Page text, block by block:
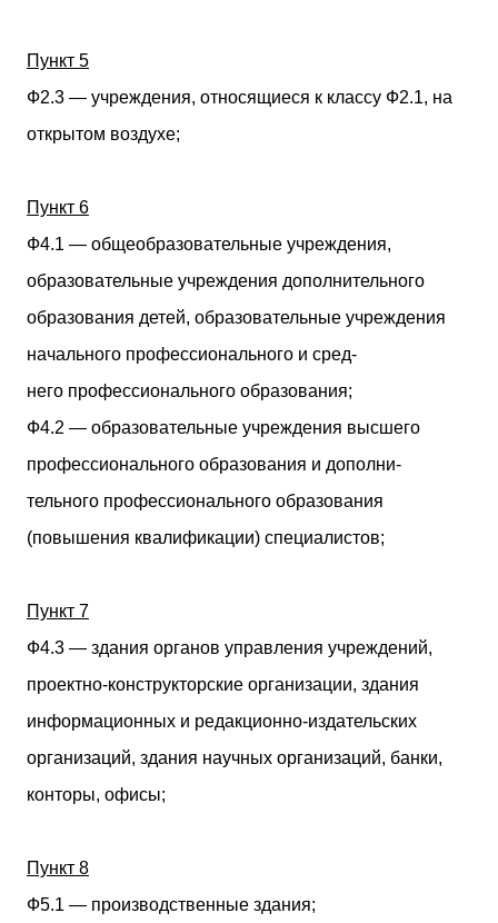
Пункт 5
Ф2.3 — учреждения, относящиеся к классу Ф2.1, на
открытом воздухе;
Пункт 6
Ф4.1 — общеобразовательные учреждения,
образовательные учреждения дополнительного
образования детей, образовательные учреждения
начального профессионального и сред-
него профессионального образования;
Ф4.2 — образовательные учреждения высшего
профессионального образования и дополни-
тельного профессионального образования
(повышения квалификации) специалистов;
Пункт 7
Ф4.3 — здания органов управления учреждений,
проектно-конструкторские организации, здания
информационных и редакционно-издательских
организаций, здания научных организаций, банки,
конторы, офисы;
Пункт 8
Ф5.1 — производственные здания;